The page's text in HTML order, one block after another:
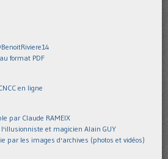
format PDF
en ligne
par Claude RAMEIX
et magicien Alain GUY
par les images d'archives (photos et vidéos)